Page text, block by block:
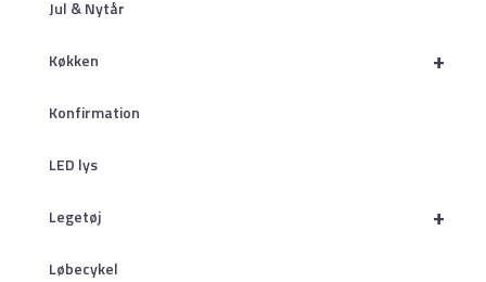
Jul & Nytår
+
Køkken
Konfirmation
LED lys
+
Legetøj
Løbecykel